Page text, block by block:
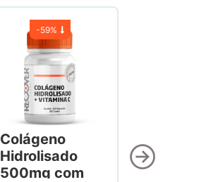
-59%
Colágeno
Hidrolisado
500mg com